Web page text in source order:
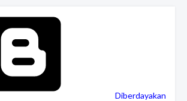
Diberdayakan